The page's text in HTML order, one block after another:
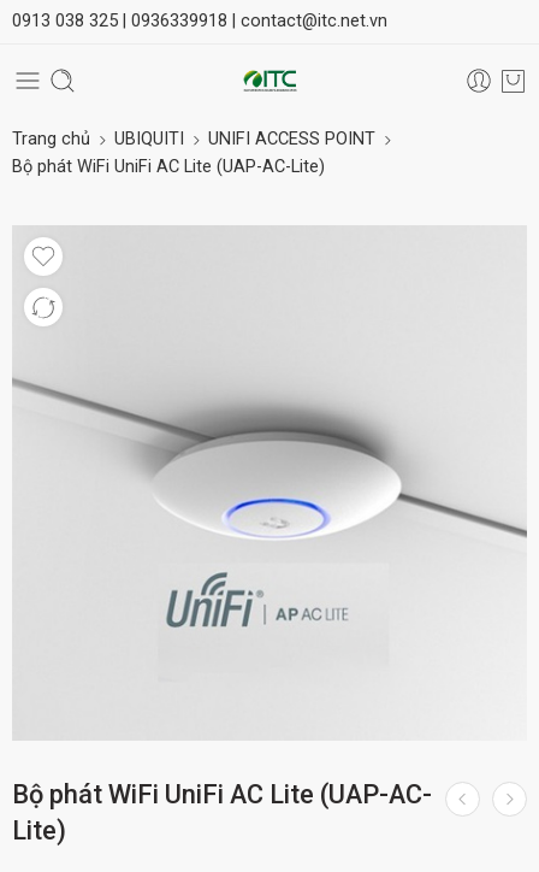
0913 038 325 | 0936339918 | contact@itc.net.vn
Trang chủ UBIQUITI
UNIFI ACCESS POINT
Bộ phát WiFi UniFi AC Lite (UAP-AC-Lite)
Bộ phát WiFi UniFi AC Lite (UAP-AC-
Lite)